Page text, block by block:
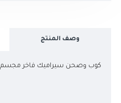
وصف المنتج
كوب وصحن سيراميك فاخر مجسم